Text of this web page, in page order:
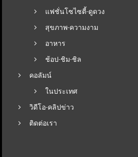
แฟชั่นโซไซตี้-ดูดวง
สุขภาพ-ความงาม
อาหาร
ช้อป-ชิม-ชิล
คอลัมน์
ในประเทศ
วิดีโอ-คลิปข่าว
ติดต่อเรา